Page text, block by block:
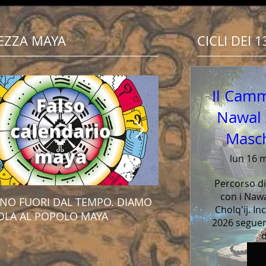
CICLI DEI
MAYA
FUORI DAL TEMPO. DIAMO
AL POPOLO MAYA
Lettura della Croce
Sacro Calendario
Il
lun 16
Percorso
con i
Cholq'ij.
2026